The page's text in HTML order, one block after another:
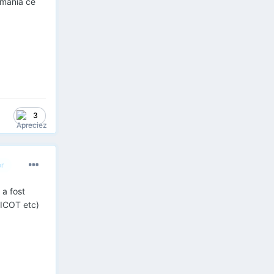
3
a fost
etc)